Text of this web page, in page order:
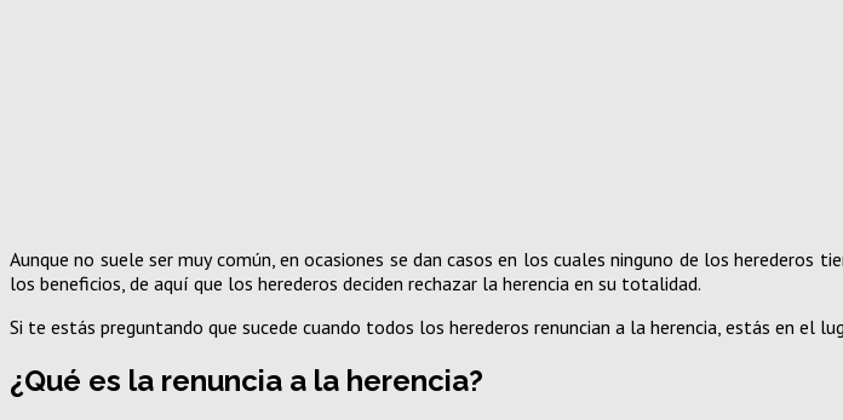
Aunque no suele ser muy común, en ocasiones se dan casos en los cuales ninguno de los
los beneficios, de aquí que los herederos deciden rechazar la herencia en su totalidad.
Si te estás preguntando que sucede cuando todos los herederos renuncian a la herencia, estás en el
¿Qué es la renuncia a la herencia?